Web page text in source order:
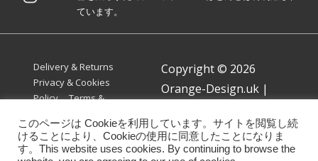
ています。
Footer
Menu
Delivery & Returns
Privacy & Cookies
Policy
Terms &
Copyright © 2026
Orange-Design.uk |
Theme
このページは Cookieを利用しています。サイトを閲覧し続
けることにより、Cookieの使用に同意したことになりま
す。This website uses cookies. By continuing to browse the